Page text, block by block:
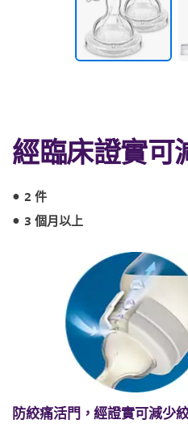
經臨床證實
2 件
3 個月以上
防絞痛活門，經證實可減少